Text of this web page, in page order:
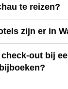
te reizen?
zijn er in
out bij